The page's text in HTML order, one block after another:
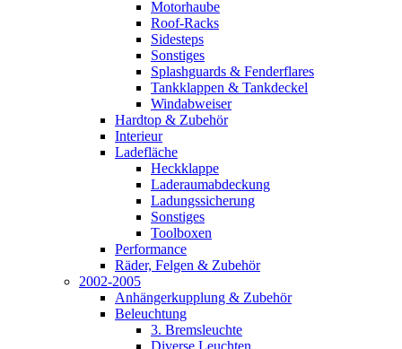
Motorhaube
Roof-Racks
Sidesteps
Sonstiges
Splashguards & Fenderflares
Tankklappen & Tankdeckel
Windabweiser
Hardtop & Zubehör
Interieur
Ladefläche
Heckklappe
Laderaumabdeckung
Ladungssicherung
Sonstiges
Toolboxen
Performance
Räder, Felgen & Zubehör
2002-2005
Anhängerkupplung & Zubehör
Beleuchtung
3. Bremsleuchte
Diverse Leuchten